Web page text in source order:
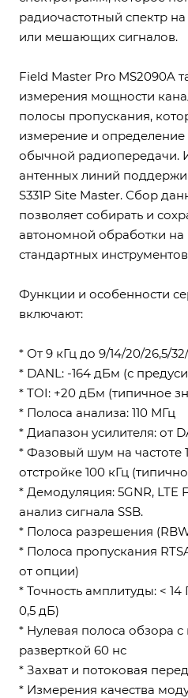
радиочастотный спектр
или мешающих сигналов.
Field Master Pro MS2090A
измерения мощности
полосы пропускания,
измерение и определение
обычной радиопередачи.
антенных линий
S331P Site Master. Сбор
позволяет собирать и
автономной обработки
стандартных
Функции и особенности
включают:
* От 9 кГц до 9/14/20/26,5/
* DANL: -164 дБм (с
* TOI: +20 дБм (типичное
* Полоса анализа: 110 МГц
* Диапазон усилителя: от
* Фазовый шум на частоте
отстройке 100 кГц
* Демодуляция: 5GNR, LTE
анализ сигнала SSB.
* Полоса разрешения
* Полоса пропускания
от опции)
* Точность амплитуды: < 14
0,5 дБ)
* Нулевая полоса обзора
разверткой 60 нс
* Захват и потоковая
* Измерения качества